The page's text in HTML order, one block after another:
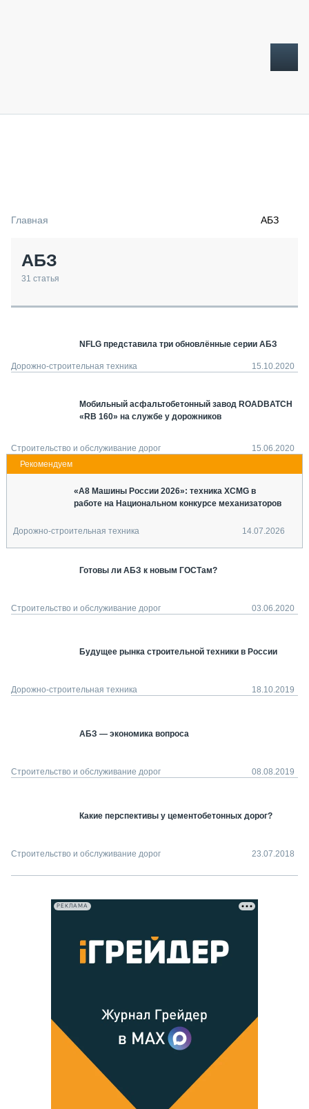
СПЕЦПРОЕКТЫ
Главная АБЗ
АБЗ
31 статья
NFLG представила три обновлённые серии АБЗ
Дорожно-строительная техника 15.10.2020
Мобильный асфальтобетонный завод ROADBATCH
«RB 160» на службе у дорожников
Строительство и обслуживание дорог 15.06.2020
«А8 Машины России 2026»: техника XCMG в
работе на Национальном конкурсе механизаторов
Дорожно-строительная техника 14.07.2026
Готовы ли АБЗ к новым ГОСТам?
Строительство и обслуживание дорог 03.06.2020
Будущее рынка строительной техники в России
Дорожно-строительная техника 18.10.2019
АБЗ — экономика вопроса
Строительство и обслуживание дорог 08.08.2019
Какие перспективы у цементобетонных дорог?
Строительство и обслуживание дорог 23.07.2018
РЕКЛАМА